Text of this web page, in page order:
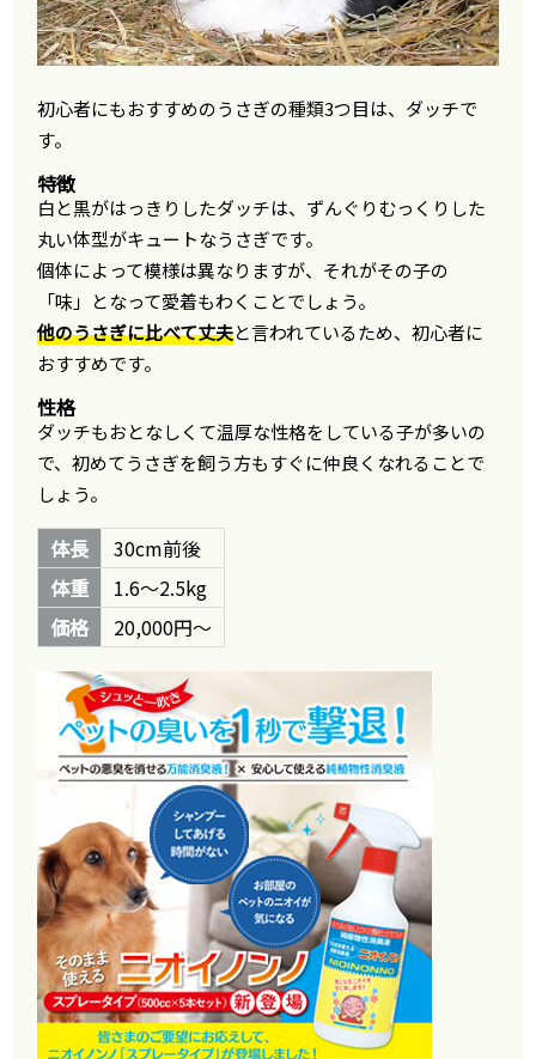
初心者にもおすすめのうさぎの種類3つ目は、ダッチで
す。
特徴
白と黒がはっきりしたダッチは、ずんぐりむっくりした
丸い体型がキュートなうさぎです。
個体によって模様は異なりますが、それがその子の
「味」となって愛着もわくことでしょう。
他のうさぎに比べて丈夫と言われているため、初心者に
おすすめです。
性格
ダッチもおとなしくて温厚な性格をしている子が多いの
で、初めてうさぎを飼う方もすぐに仲良くなれることで
しょう。
体長
30cm前後
体重
1.6～2.5kg
価格
20,000円～